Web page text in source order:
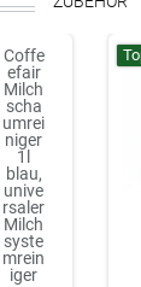
Coffe
efair
Milch
scha
umrei
niger
1l
blau,
unive
rsaler
Milch
syste
mrein
iger